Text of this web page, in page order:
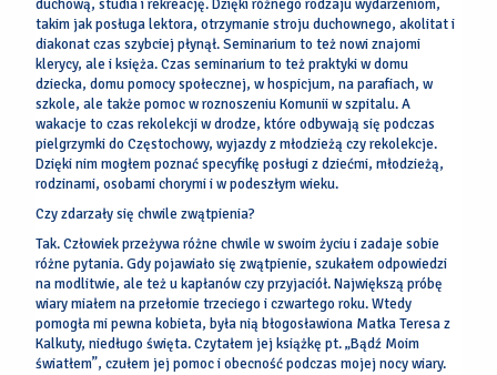
duchową, studia i rekreację. Dzięki różnego rodzaju wydarzeniom,
takim jak posługa lektora, otrzymanie stroju duchownego, akolitat i
diakonat czas szybciej płynął. Seminarium to też nowi znajomi
klerycy, ale i księża. Czas seminarium to też praktyki w domu
dziecka, domu pomocy społecznej, w hospicjum, na parafiach, w
szkole, ale także pomoc w roznoszeniu Komunii w szpitalu. A
wakacje to czas rekolekcji w drodze, które odbywają się podczas
pielgrzymki do Częstochowy, wyjazdy z młodzieżą czy rekolekcje.
Dzięki nim mogłem poznać specyfikę posługi z dziećmi, młodzieżą,
rodzinami, osobami chorymi i w podeszłym wieku.
Czy zdarzały się chwile zwątpienia?
Tak. Człowiek przeżywa różne chwile w swoim życiu i zadaje sobie
różne pytania. Gdy pojawiało się zwątpienie, szukałem odpowiedzi
na modlitwie, ale też u kapłanów czy przyjaciół. Największą próbę
wiary miałem na przełomie trzeciego i czwartego roku. Wtedy
pomogła mi pewna kobieta, była nią błogosławiona Matka Teresa z
Kalkuty, niedługo święta. Czytałem jej książkę pt. „Bądź Moim
światłem”, czułem jej pomoc i obecność podczas mojej nocy wiary.